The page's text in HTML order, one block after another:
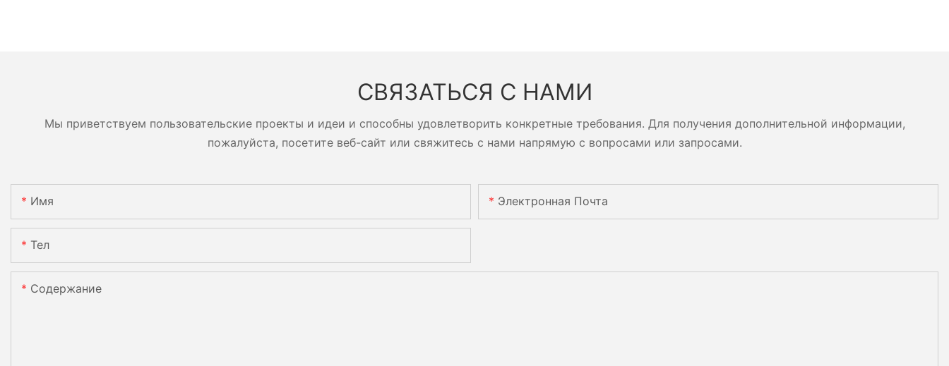
СВЯЗАТЬСЯ С НАМИ
Мы приветствуем пользовательские проекты и идеи и способны удовлетворить конкретные требования. Для получения дополнительной информации,
пожалуйста, посетите веб-сайт или свяжитесь с нами напрямую с вопросами или запросами.
Имя Электронная Почта
Тел
Содержание